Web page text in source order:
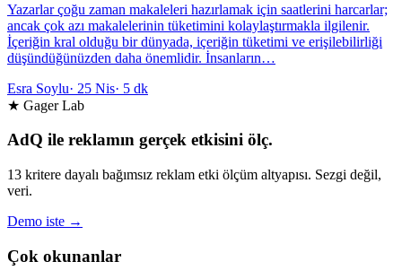
Yazarlar çoğu zaman makaleleri hazırlamak için saatlerini harcarlar;
ancak çok azı makalelerinin tüketimini kolaylaştırmakla ilgilenir.
İçeriğin kral olduğu bir dünyada, içeriğin tüketimi ve erişilebilirliği
düşündüğünüzden daha önemlidir. İnsanların…
Esra Soylu· 25 Nis· 5 dk
★ Gager Lab
AdQ ile reklamın gerçek etkisini ölç.
13 kritere dayalı bağımsız reklam etki ölçüm altyapısı. Sezgi değil,
veri.
Demo iste →
Çok okunanlar